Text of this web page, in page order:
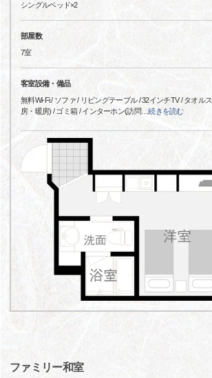
シングルベッド×2
部屋数
7室
客室設備・備品
無料Wi-Fi / ソファ / リビングテーブル / 32インチTV / タオル
房・暖房) / ゴミ箱 / インターホン(訪問…続きを読む
ファミリー和室